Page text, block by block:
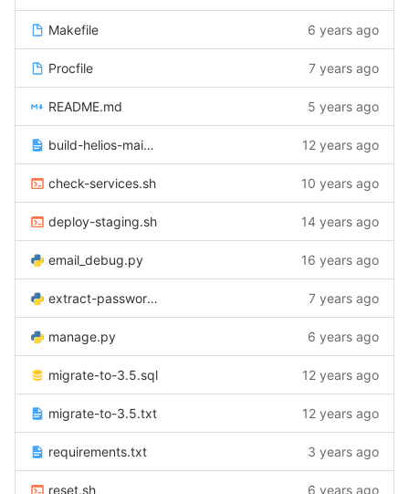
Makefile 6 years ago
Procfile 7 years ago
README.md 5 years ago
build-helios-main-site-js.txt 12 years ago
check-services.sh 10 years ago
deploy-staging.sh 14 years ago
email_debug.py 16 years ago
extract-passwords-for-email.py 7 years ago
manage.py 6 years ago
migrate-to-3.5.sql 12 years ago
migrate-to-3.5.txt 12 years ago
requirements.txt 3 years ago
reset.sh 6 years ago